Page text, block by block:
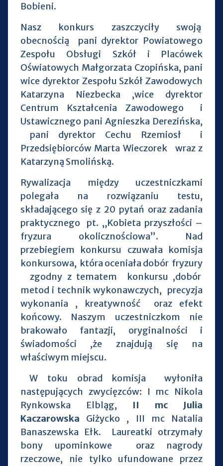
Bobieni.
Nasz konkurs zaszczyciły swoją
obecnością pani dyrektor Powiatowego
Zespołu Obsługi Szkół i Placówek
Oświatowych Małgorzata Czopińska, pani
wice dyrektor Zespołu Szkół Zawodowych
Katarzyna Niezbecka ,wice dyrektor
Centrum Kształcenia Zawodowego i
Ustawicznego pani Agnieszka Derezińska,
pani dyrektor Cechu Rzemiosł i
Przedsiębiorców Marta Wieczorek wraz z
Katarzyną Smolińską.
Rywalizacja między uczestniczkami
polegała na rozwiązaniu testu,
składającego się z 20 pytań oraz zadania
praktycznego pt. „Kobieta przyszłości –
fryzura okolicznościowa”. Nad
przebiegiem konkursu czuwała komisja
konkursowa, która oceniała dobór fryzury
zgodny z tematem konkursu ,dobór
metod i technik wykonawczych, precyzja
wykonania , kreatywność oraz efekt
końcowy. Naszym uczestniczkom nie
brakowało fantazji, oryginalności i
świadomości ,że znajdują się na
właściwym miejscu.
W toku obrad komisja wyłoniła
następujących zwycięzców: I mc Nikola
Rynkowska Elbląg, II mc Julia
Kaczarowska Giżycko , III mc Natalia
Banaszewska Ełk. Laureatki otrzymały
bony upominkowe oraz nagrody
rzeczowe, nie tylko ufundowane przez